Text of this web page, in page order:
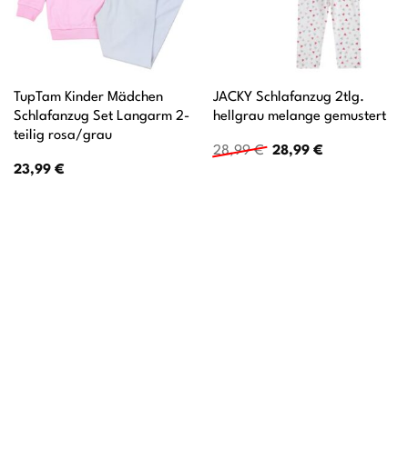
TupTam Kinder Mädchen
Schlafanzug Set Langarm 2-
teilig rosa/grau
23,99 €
JACKY Schlafanzug 2tlg.
hellgrau melange gemustert
28,99€ Ursprünglicher
28,99 €Aktueller